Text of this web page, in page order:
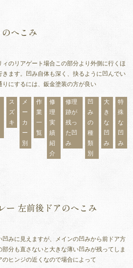
へこみ
のリアゲート場合この部分より外側に行くほ
きます。凹み自体も深く、抉るように凹んでい
にするには、鈑金塗装の方が良い
ス
ズ
キ
メ
ー
カ
ー
別
作
業
一
覧
修
理
実
績
紹
介
修理
跡が
残っ
た凹
み
凹
み
の
種
類
別
大
き
な
凹
み
特
殊
な
凹
み
ー 左前後ドアのへこみ
みに見えますが、メインの凹みから前ドア方
分も直さないと大きな薄い凹みが残ってしま
ヒンジの近くなので場合によって